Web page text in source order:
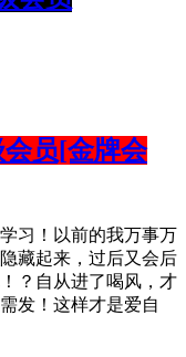
会员[金牌会
习！以前的我万事万
藏起来，过后又会后
？自从进了喝风，才
发！这样才是爱自